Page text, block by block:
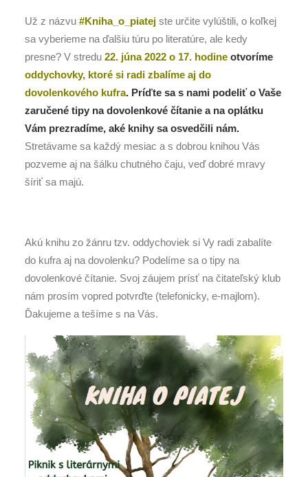
Už z názvu #Kniha_o_piatej ste určite vylúštili, o koľkej
sa vyberieme na ďalšiu túru po literatúre, ale kedy
presne? V stredu 22. júna 2022 o 17. hodine otvoríme
oddychovky, ktoré si radi zbalíme aj do
dovolenkového kufra. Príďte sa s nami podeliť o Vaše
zaručené tipy na dovolenkové čítanie a na oplátku
Vám prezradíme, aké knihy sa osvedčili nám.
Stretávame sa každý mesiac a s dobrou knihou Vás
pozveme aj na šálku chutného čaju, veď dobré mravy
šíriť sa majú.
Akú knihu zo žánru tzv. oddychoviek si Vy radi zabalíte
do kufra aj na dovolenku? Podelíme sa o tipy na
dovolenkové čítanie. Svoj záujem prísť na čitateľský klub
nám prosím vopred potvrďte (telefonicky, e-majlom).
Ďakujeme a tešíme s na Vás.